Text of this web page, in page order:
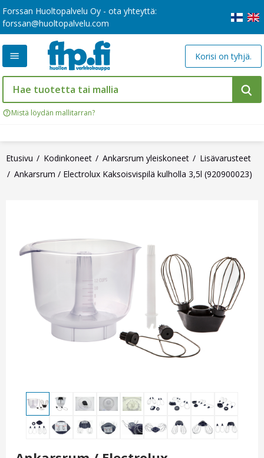
Forssan Huoltopalvelu Oy - ota yhteyttä:
forssan@huoltopalvelu.com
Mistä löydän mallitarran?
Korisi on tyhjä.
Etusivu Kodinkoneet Ankarsrum yleiskoneet
Lisävarusteet
Ankarsrum / Electrolux Kaksoisvispilä kulholla 3,5l (920900023)